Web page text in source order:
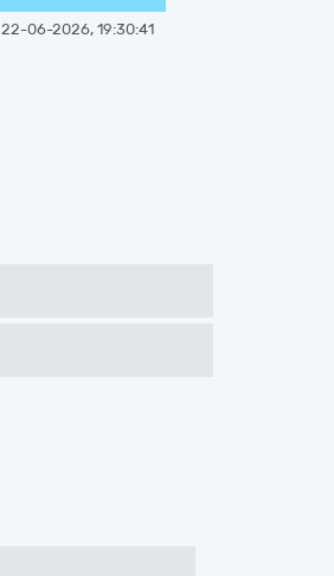
22-06-2026, 19:30:41